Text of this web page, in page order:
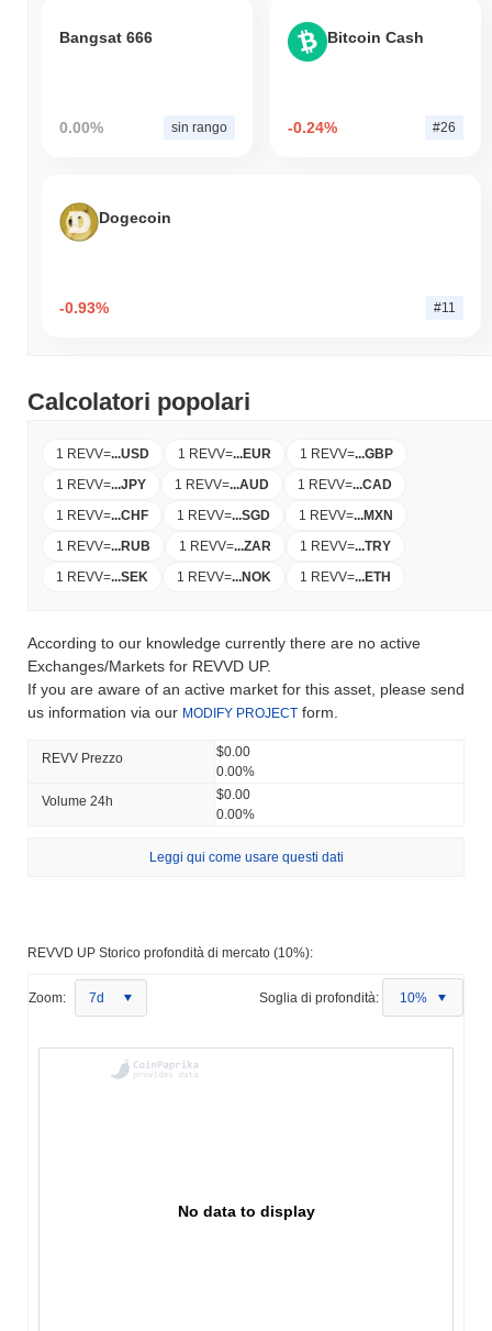
Bangsat 666
0.00% sin rango
Bitcoin Cash
-0.24% #26
Dogecoin
-0.93% #11
Calcolatori popolari
1 REVV=...USD 1 REVV=...EUR 1 REVV=...GBP
1 REVV=...JPY 1 REVV=...AUD 1 REVV=...CAD
1 REVV=...CHF 1 REVV=...SGD 1 REVV=...MXN
1 REVV=...RUB 1 REVV=...ZAR 1 REVV=...TRY
1 REVV=...SEK 1 REVV=...NOK 1 REVV=...ETH
According to our knowledge currently there are no active
Exchanges/Markets for REVVD UP.
If you are aware of an active market for this asset, please send
us information via our MODIFY PROJECT form.
REVV Prezzo
$0.00
0.00%
Volume 24h
$0.00
0.00%
Leggi qui come usare questi dati
REVVD UP Storico profondità di mercato (10%):
Zoom: 7d Soglia di profondità: 10%
No data to display